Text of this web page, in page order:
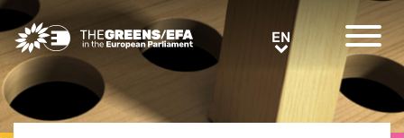
Greens/EFA Home ENEN